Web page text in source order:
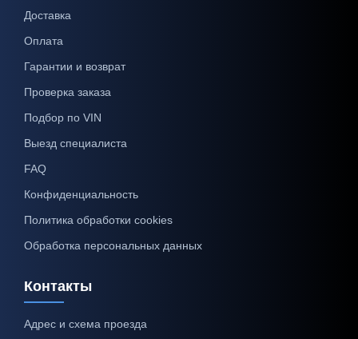
Доставка
Оплата
Гарантии и возврат
Проверка заказа
Подбор по VIN
Выезд специалиста
FAQ
Конфиденциальность
Политика обработки cookies
Обработка персональных данных
Контакты
Адрес и схема проезда